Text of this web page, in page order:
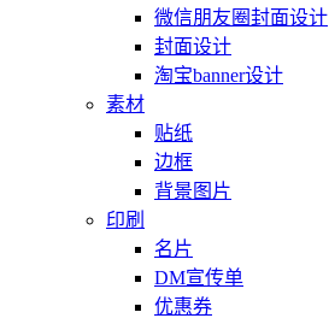
微信朋友圈封面设计
封面设计
淘宝banner设计
素材
贴纸
边框
背景图片
印刷
名片
DM宣传单
优惠券